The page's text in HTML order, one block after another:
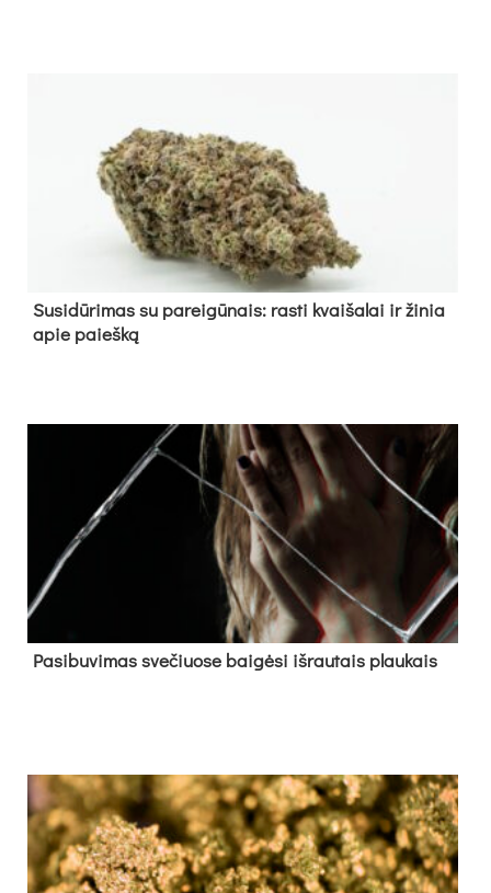
Su­si­dū­ri­mas su pa­rei­gū­nais: ras­ti kvai­ša­lai ir ži­nia
apie paieš­ką
Pa­si­bu­vi­mas sve­čiuo­se bai­gė­si iš­rau­tais plau­kais